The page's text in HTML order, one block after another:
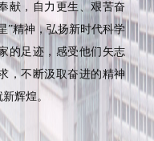
献，自力更生、艰苦奋
”精神，弘扬新时代科学
的足迹，感受他们矢志
，不断汲取奋进的精神
辉煌。